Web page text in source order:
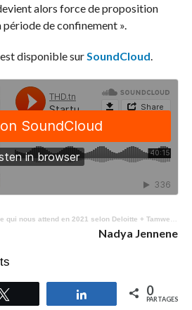
devient alors force de proposition
de confinement ».
disponible sur SoundCloud
qui nous attend en 2021 selon Deloitte + Tamweeli
Nadya Jennene
Partagez 0
PARTAGES